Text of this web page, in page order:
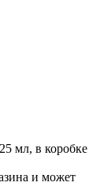
мл, в коробке
и может